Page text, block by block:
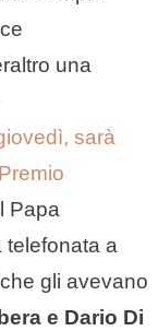
una
sarà
Papa
telefonata a
gli avevano
e Dario Di